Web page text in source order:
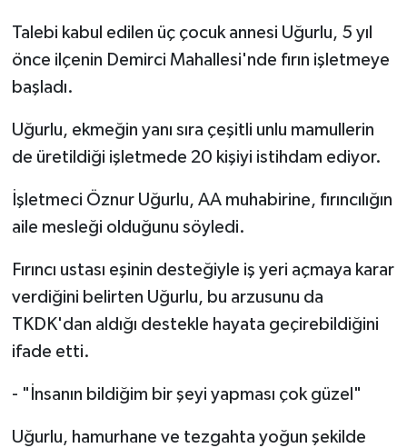
Talebi kabul edilen üç çocuk annesi Uğurlu, 5 yıl
önce ilçenin Demirci Mahallesi'nde fırın işletmeye
başladı.
Uğurlu, ekmeğin yanı sıra çeşitli unlu mamullerin
de üretildiği işletmede 20 kişiyi istihdam ediyor.
İşletmeci Öznur Uğurlu, AA muhabirine, fırıncılığın
aile mesleği olduğunu söyledi.
Fırıncı ustası eşinin desteğiyle iş yeri açmaya karar
verdiğini belirten Uğurlu, bu arzusunu da
TKDK'dan aldığı destekle hayata geçirebildiğini
ifade etti.
- "İnsanın bildiğim bir şeyi yapması çok güzel"
Uğurlu, hamurhane ve tezgahta yoğun şekilde